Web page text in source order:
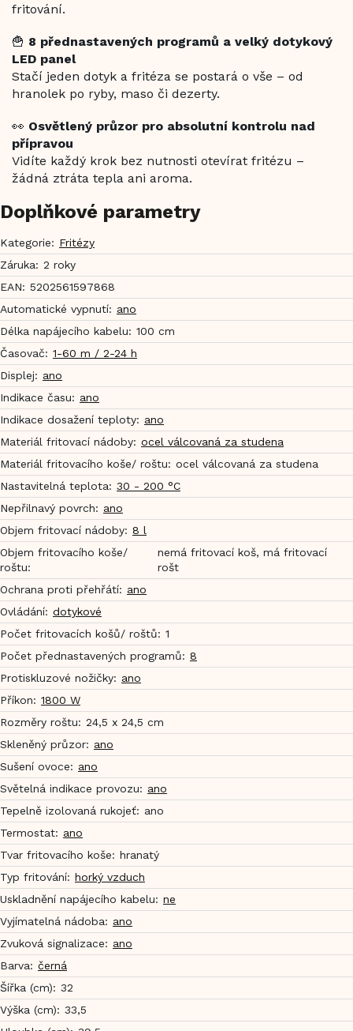
fritování.
🍟 8 přednastavených programů a velký dotykový
LED panel
Stačí jeden dotyk a fritéza se postará o vše – od
hranolek po ryby, maso či dezerty.
👀 Osvětlený průzor pro absolutní kontrolu nad
přípravou
Vidíte každý krok bez nutnosti otevírat fritézu –
žádná ztráta tepla ani aroma.
Doplňkové parametry
Kategorie: Fritézy
Záruka: 2 roky
EAN: 5202561597868
Automatické vypnutí: ano
Délka napájecího kabelu: 100 cm
Časovač: 1-60 m / 2-24 h
Displej: ano
Indikace času: ano
Indikace dosažení teploty: ano
Materiál fritovací nádoby: ocel válcovaná za studena
Materiál fritovacího koše/ roštu: ocel válcovaná za studena
Nastavitelná teplota: 30 - 200 °C
Nepřilnavý povrch: ano
Objem fritovací nádoby: 8 l
Objem fritovacího koše/
roštu:
nemá fritovací koš, má fritovací
rošt
Ochrana proti přehřátí: ano
Ovládání: dotykové
Počet fritovacích košů/ roštů: 1
Počet přednastavených programů: 8
Protiskluzové nožičky: ano
Příkon: 1800 W
Rozměry roštu: 24,5 x 24,5 cm
Skleněný průzor: ano
Sušení ovoce: ano
Světelná indikace provozu: ano
Tepelně izolovaná rukojeť: ano
Termostat: ano
Tvar fritovacího koše: hranatý
Typ fritování: horký vzduch
Uskladnění napájecího kabelu: ne
Vyjímatelná nádoba: ano
Zvuková signalizace: ano
Barva: černá
Šířka (cm): 32
Výška (cm): 33,5